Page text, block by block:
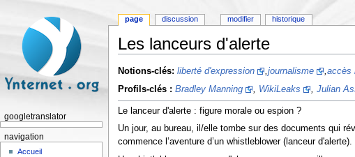
Les lanceurs d'alerte
Notions-clés: liberté d'expression ,journalisme ,accès
Profils-clés : Bradley Manning WikiLeaks Julian
Le lanceur d'alerte : figure morale ou espion ?
Un jour, au bureau, il/elle tombe sur des documents qui
commence l’aventure d’un whistleblower (lanceur d'alerte).
page discussion modifier historique
googletranslator
navigation
Accueil